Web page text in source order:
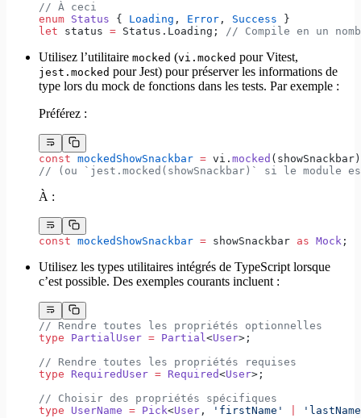
// À ceci
enum Status { Loading , Error , Success }
let status = Status.Loading; // Compile en un
Utilisez l’utilitaire mocked (vi.mocked pour Vitest,
jest.mocked pour Jest) pour préserver les informations de
type lors du mock de fonctions dans les tests. Par exemple :
Préférez :
const mockedShowSnackbar = vi. mocked
// (ou `jest.mocked(showSnackbar)` si le module
À :
const mockedShowSnackbar = showSnackbar as Mock ;
Utilisez les types utilitaires intégrés de TypeScript lorsque
c’est possible. Des exemples courants incluent :
// Rendre toutes les propriétés optionnelles
type PartialUser = Partial<User>;
// Rendre toutes les propriétés requises
type RequiredUser = Required<User>;
// Choisir des propriétés spécifiques
type UserName = Pick<User , 'firstName'